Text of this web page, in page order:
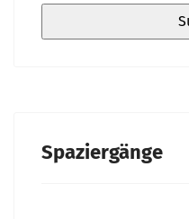
Spaziergänge